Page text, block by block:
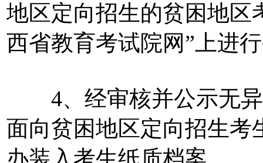
地区定向招生的贫困地区
西省教育考试院网”上进
4、经审核并公示无异
面向贫困地区定向招生考